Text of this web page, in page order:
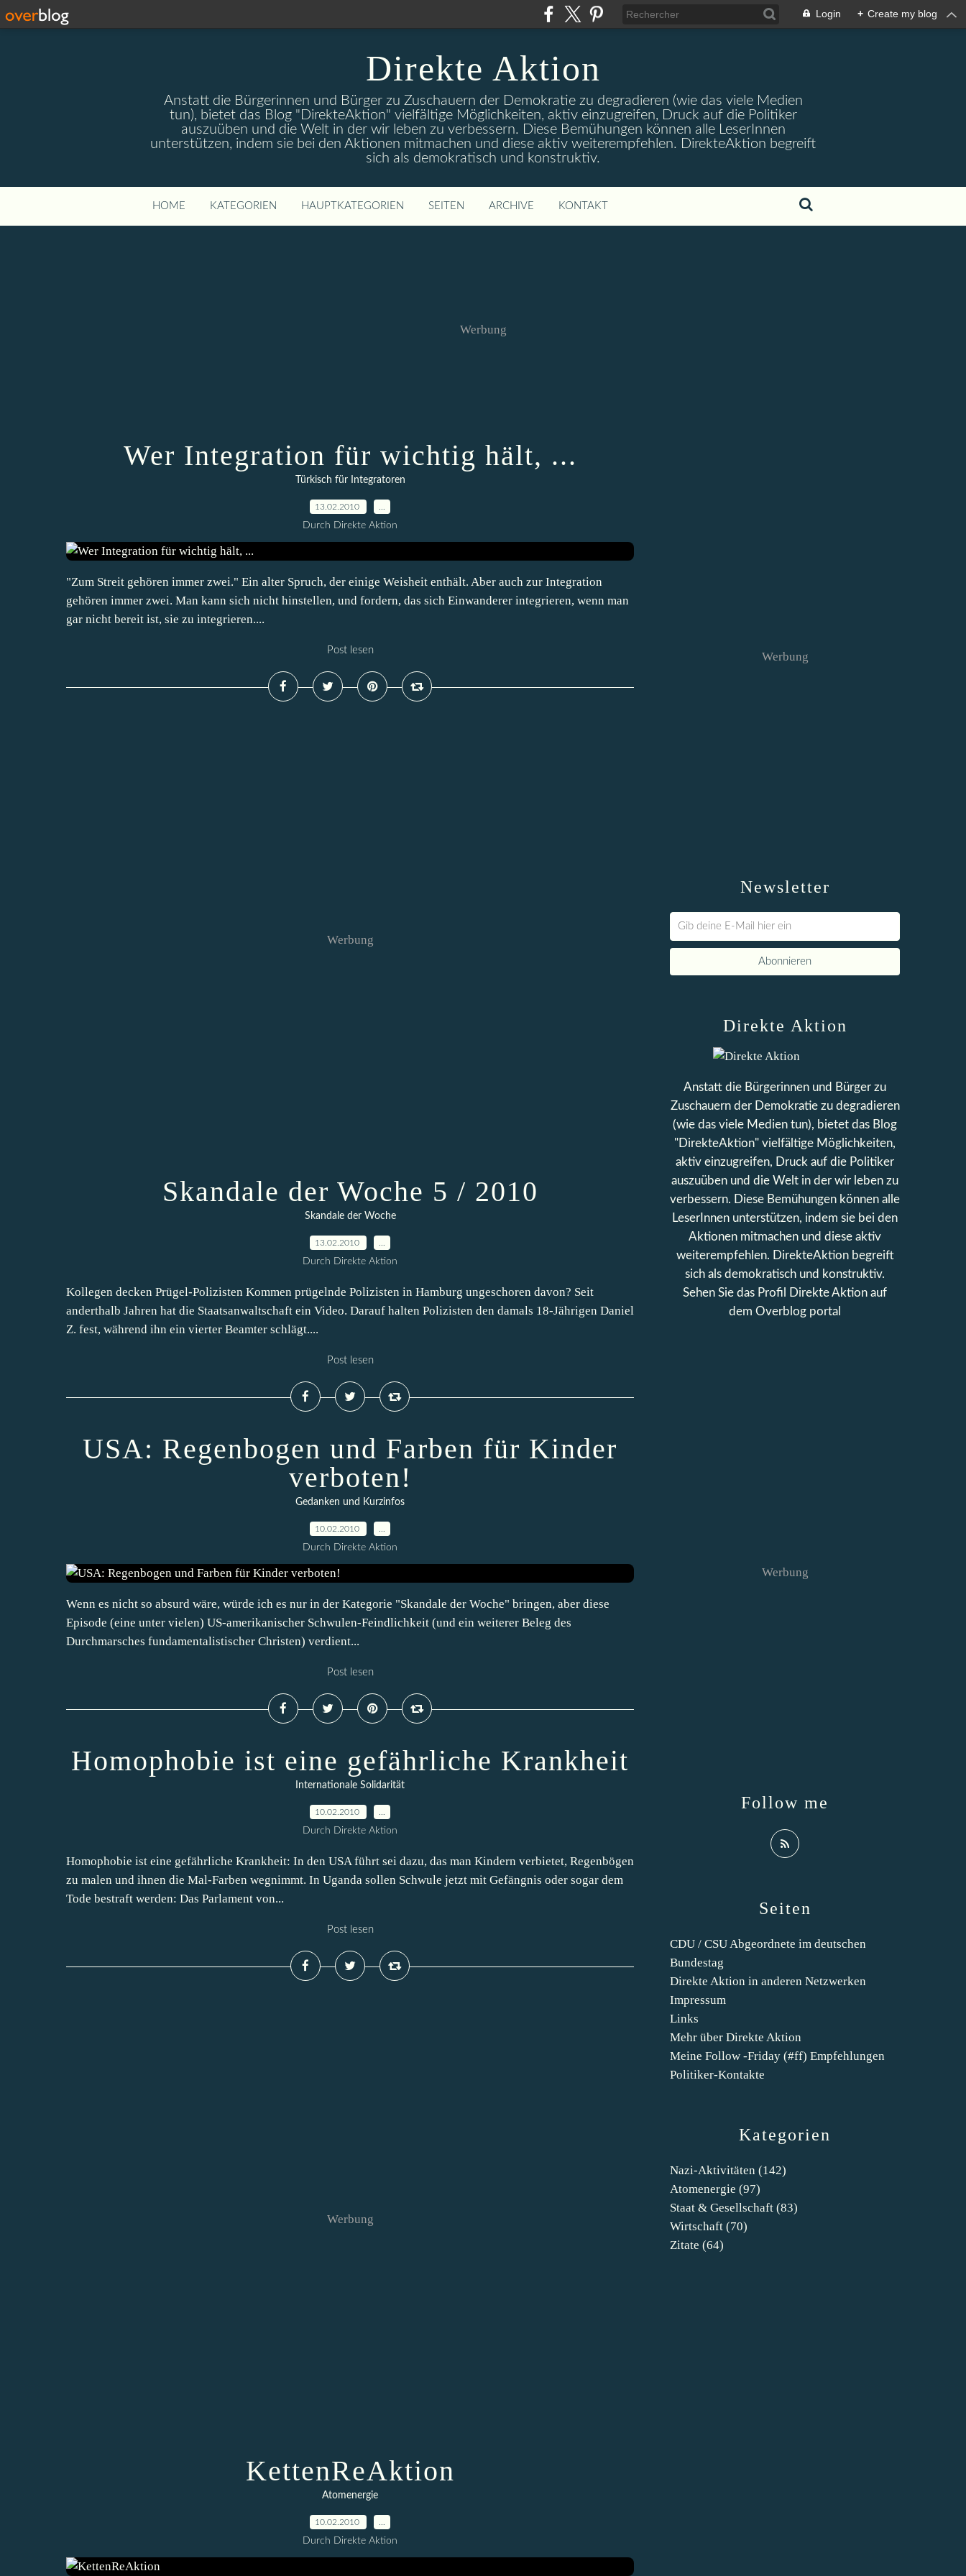
Login + Create my blog
Direkte Aktion
Anstatt die Bürgerinnen und Bürger zu Zuschauern der Demokratie zu degradieren (wie das viele Medien
tun), bietet das Blog "DirekteAktion" vielfältige Möglichkeiten, aktiv einzugreifen, Druck auf die Politiker
auszuüben und die Welt in der wir leben zu verbessern. Diese Bemühungen können alle LeserInnen
unterstützen, indem sie bei den Aktionen mitmachen und diese aktiv weiterempfehlen. DirekteAktion begreift
sich als demokratisch und konstruktiv.
HOME KATEGORIEN HAUPTKATEGORIEN SEITEN ARCHIVE KONTAKT
Werbung
Wer Integration für wichtig hält, ...
Türkisch für Integratoren
13.02.2010
Durch Direkte Aktion
"Zum Streit gehören immer zwei." Ein alter Spruch, der einige Weisheit enthält. Aber auch zur Integration
gehören immer zwei. Man kann sich nicht hinstellen, und fordern, das sich Einwanderer integrieren, wenn man
gar nicht bereit ist, sie zu integrieren....
Post lesen
Werbung
Skandale der Woche 5 / 2010
Skandale der Woche
13.02.2010
Durch Direkte Aktion
Kollegen decken Prügel-Polizisten Kommen prügelnde Polizisten in Hamburg ungeschoren davon? Seit
anderthalb Jahren hat die Staatsanwaltschaft ein Video. Darauf halten Polizisten den damals 18-Jährigen Daniel
Z. fest, während ihn ein vierter Beamter schlägt....
Post lesen
USA: Regenbogen und Farben für Kinder
verboten!
Gedanken und Kurzinfos
10.02.2010
Durch Direkte Aktion
Wenn es nicht so absurd wäre, würde ich es nur in der Kategorie "Skandale der Woche" bringen, aber diese
Episode (eine unter vielen) US-amerikanischer Schwulen-Feindlichkeit (und ein weiterer Beleg des
Durchmarsches fundamentalistischer Christen) verdient...
Post lesen
Homophobie ist eine gefährliche Krankheit
Internationale Solidarität
10.02.2010
Durch Direkte Aktion
Homophobie ist eine gefährliche Krankheit: In den USA führt sei dazu, das man Kindern verbietet, Regenbögen
zu malen und ihnen die Mal-Farben wegnimmt. In Uganda sollen Schwule jetzt mit Gefängnis oder sogar dem
Tode bestraft werden: Das Parlament von...
Post lesen
Werbung
KettenReAktion
Atomenergie
10.02.2010
Durch Direkte Aktion
Newsletter
Werbung
Kategorien
Nazi-Aktivitäten (142)
Atomenergie (97)
Staat & Gesellschaft (83)
Wirtschaft (70)
Zitate (64)
Seiten
CDU / CSU Abgeordnete im deutschen
Bundestag
Direkte Aktion in anderen Netzwerken
Impressum
Links
Mehr über Direkte Aktion
Meine Follow -Friday (#ff) Empfehlungen
Politiker-Kontakte
Direkte Aktion
Anstatt die Bürgerinnen und Bürger zu
Zuschauern der Demokratie zu degradieren
(wie das viele Medien tun), bietet das Blog
"DirekteAktion" vielfältige Möglichkeiten,
aktiv einzugreifen, Druck auf die Politiker
auszuüben und die Welt in der wir leben zu
verbessern. Diese Bemühungen können alle
LeserInnen unterstützen, indem sie bei den
Aktionen mitmachen und diese aktiv
weiterempfehlen. DirekteAktion begreift
sich als demokratisch und konstruktiv.
Sehen Sie das Profil
Direkte Aktion auf
dem Overblog portal
Follow me
Werbung